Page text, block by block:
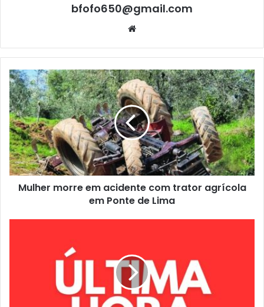
bfofo650@gmail.com
Website
Mulher morre em acidente com trator agrícola
em Ponte de Lima